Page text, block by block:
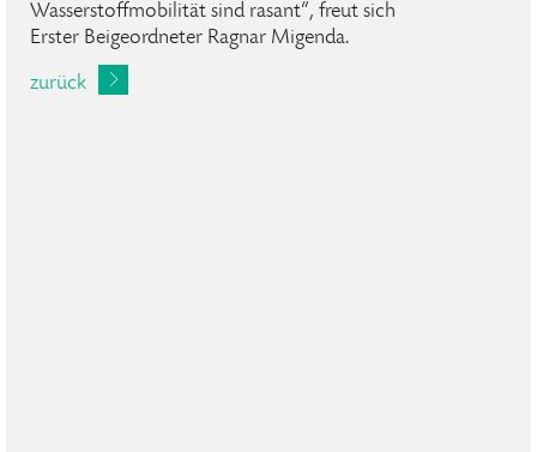
Wasserstoffmobilität sind rasant“, freut sich
Erster Beigeordneter Ragnar Migenda.
zurück